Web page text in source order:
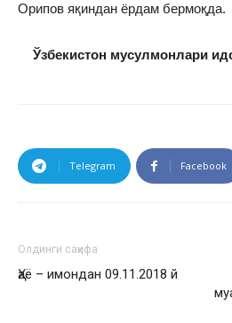
Орипов яқиндан ёрдам бермоқда.
Ўзбекистон мусулмонлари
Telegram Facebook
Олдинги саҳифа
Ҳаё – имондан 09.11.2018 й